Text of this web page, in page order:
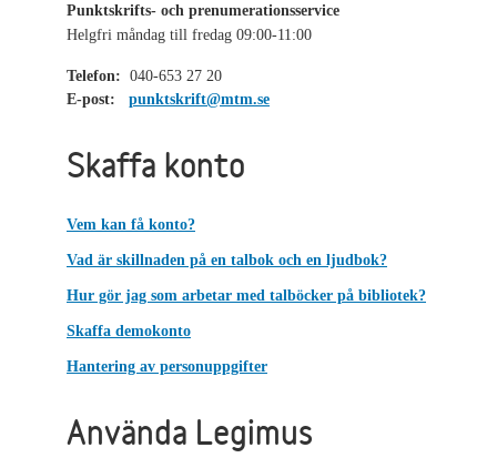
Punktskrifts- och prenumerationsservice
Helgfri måndag till fredag 09:00-11:00
Telefon: 040-653 27 20
E-post:
punktskrift@mtm.se
Skaffa konto
Vem kan få konto?
Vad är skillnaden på en talbok och en ljudbok?
Hur gör jag som arbetar med talböcker på bibliotek?
Skaffa demokonto
Hantering av personuppgifter
Använda Legimus